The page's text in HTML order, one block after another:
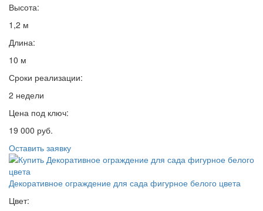
Высота:
1,2 м
Длина:
10 м
Сроки реализации:
2 недели
Цена под ключ:
19 000 руб.
Оставить заявку
Декоративное ограждение для сада фигурное белого цвета
Цвет: